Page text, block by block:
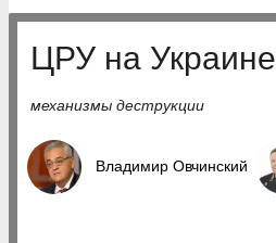
ЦРУ на Украине
механизмы деструкции
Владимир Овчинский